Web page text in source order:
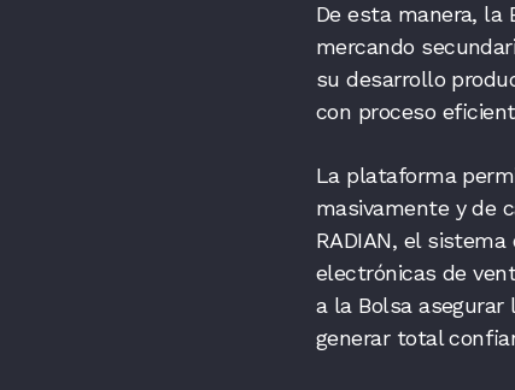
De esta manera, la
mercando
su desarrollo
con proceso
La plataforma
masivamente y de
RADIAN, el
electrónicas de
a la Bolsa
generar total